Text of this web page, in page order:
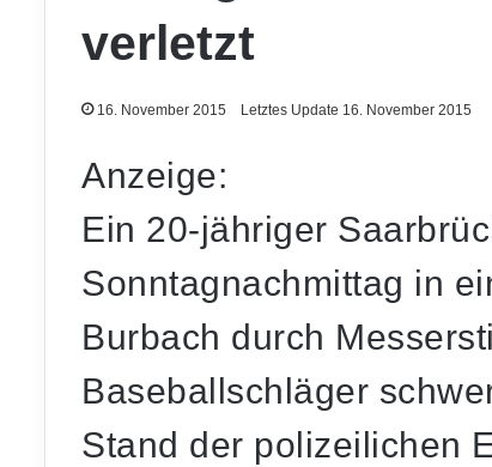
verletzt
16. November 2015 Letztes Update 16. November 2015
Anzeige:
Ein 20-jähriger
Sonntagnachmittag in
Burbach durch
Baseballschläger
Stand der polizeilichen